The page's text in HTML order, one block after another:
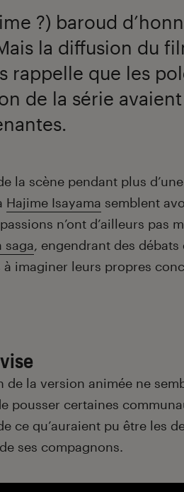
?) baroud
la diffusion du
rappelle que les
de la série
la scène pendant plus
Hajime Isayama semblent
n’ont d’ailleurs pas
saga, engendrant des débats
imaginer leurs propres
de la version animée ne
pousser certaines
ce qu’auraient pu être les
ses compagnons.